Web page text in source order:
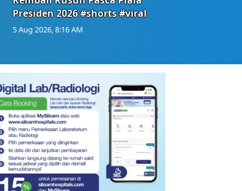
Presiden 2026 #shorts #viral
5 Aug 2026, 8:16 AM